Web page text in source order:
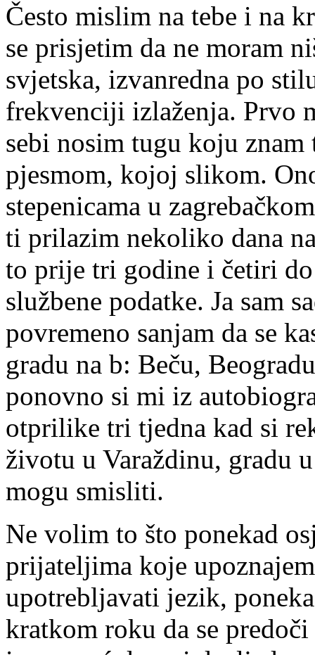
Često mislim na tebe i na
se prisjetim da ne moram
svjetska, izvanredna po
frekvenciji izlaženja. Prvo
sebi nosim tugu koju
pjesmom, kojoj slikom.
stepenicama u
ti prilazim nekoliko dana
to prije tri godine i četiri
službene podatke. Ja sam
povremeno sanjam da se
gradu na b: Beču,
ponovno si mi iz
otprilike tri tjedna kad si
životu u Varaždinu, gradu
mogu smisliti.
Ne volim to što ponekad
prijateljima koje
upotrebljavati jezik,
kratkom roku da se